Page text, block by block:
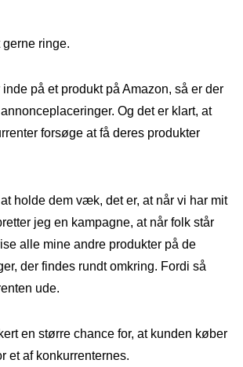
gerne ringe.
inde på et produkt på Amazon, så er der
Og det er klart, at
forsøge at få deres produkter
holde dem væk, det er, at når vi har mit
jeg en kampagne, at når folk står
alle mine andre produkter på de
der findes rundt omkring. Fordi så
ude.
en større chance for, at kunden køber
et af konkurrenternes.